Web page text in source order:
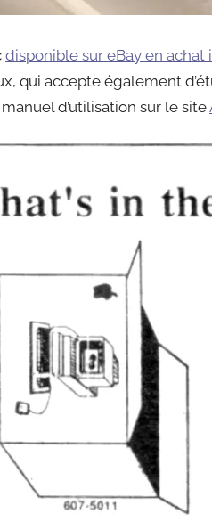
disponible sur eBay en
qui accepte également
d’utilisation sur le site